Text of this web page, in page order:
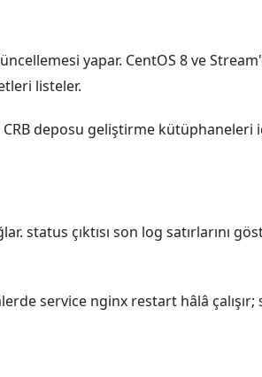
yapar. CentOS 8 ve
listeler.
deposu geliştirme kütüphaneleri
status çıktısı son log satırlarını
service nginx restart hâlâ